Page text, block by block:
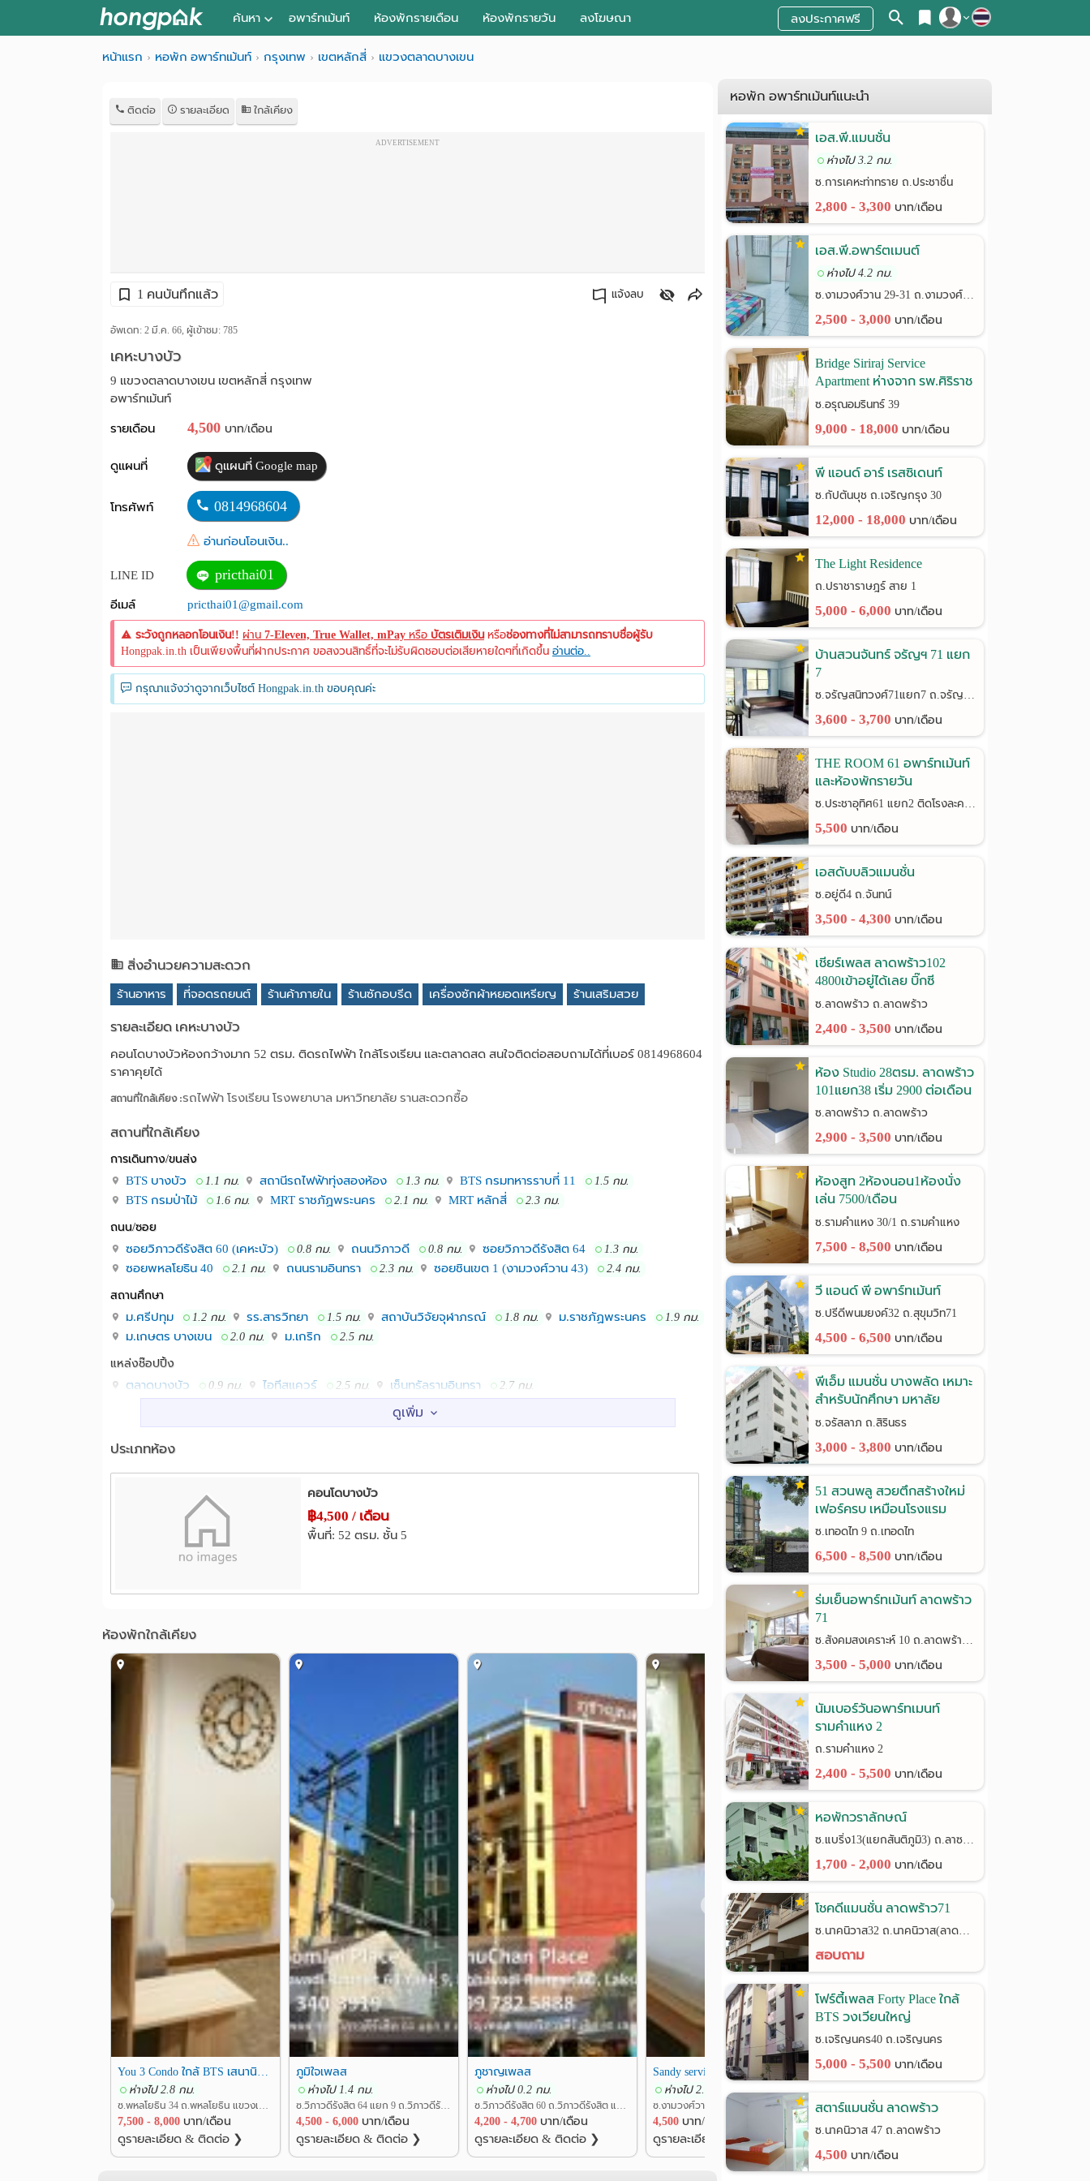
ค้นหา
หอพัก ใกล้ฉัน
อพาร์ทเม้นท์ ห้องพักรายเดือน ห้องพักรายวัน ลงโฆษณา ลงประกาศฟรี
หน้าแรก หอพัก อพาร์ทเม้นท์ กรุงเทพ เขตหลักสี่ แขวงตลาดบางเขน
ติดต่อ รายละเอียด ใกล้เคียง
ADVERTISEMENT
1 คนบันทึกแล้ว แจ้งลบ
อัพเดท: 2 มี.ค. 66, ผู้เข้าชม: 785
เคหะบางบัว
9 แขวงตลาดบางเขน เขตหลักสี่ กรุงเทพ
อพาร์ทเม้นท์
รายเดือน 4,500 บาท/เดือน
ดูแผนที่ ดูแผนที่ Google map
โทรศัพท์ 0814968604
อ่านก่อนโอนเงิน..
LINE ID pricthai01
อีเมล์ pricthai01@gmail.com
ระวังถูกหลอกโอนเงิน!! ผ่าน 7-Eleven, True Wallet, mPay หรือ บัตรเติมเงินหรือช่องทางที่ไม่สามารถทราบชื่อผู้รับ
Hongpak.in.th เป็นเพียงพื้นที่ฝากประกาศ ขอสงวนสิทธิ์ที่จะไม่รับผิดชอบต่อเสียหายใดๆที่เกิดขึ้น อ่านต่อ..
กรุณาแจ้งว่าดูจากเว็บไซต์ Hongpak.in.th ขอบคุณค่ะ
สิ่งอำนวยความสะดวก
ร้านอาหาร ที่จอดรถยนต์ ร้านค้าภายใน ร้านซักอบรีด เครื่องซักผ้าหยอดเหรียญ ร้านเสริมสวย
รายละเอียด เคหะบางบัว
คอนโดบางบัวห้องกว้างมาก 52 ตรม. ติดรถไฟฟ้า ใกล้โรงเรียน และตลาดสด สนใจติดต่อสอบถามได้ที่เบอร์ 0814968604
ราคาคุยได้
สถานที่ใกล้เคียง :รถไฟฟ้า โรงเรียน โรงพยาบาล มหาวิทยาลัย รานสะดวกซื้อ
สถานที่ใกล้เคียง
การเดินทาง/ขนส่ง
BTS บางบัว 1.1 กม. สถานีรถไฟฟ้าทุ่งสองห้อง 1.3 กม. BTS กรมทหารราบที่ 11 1.5 กม.
BTS กรมป่าไม้ 1.6 กม. MRT ราชภัฏพระนคร 2.1 กม. MRT หลักสี่ 2.3 กม.
ถนน/ซอย
ซอยวิภาวดีรังสิต 60 (เคหะบัว) 0.8 กม. ถนนวิภาวดี 0.8 กม. ซอยวิภาวดีรังสิต 64 1.3 กม.
ซอยพหลโยธิน 40 2.1 กม. ถนนรามอินทรา 2.3 กม. ซอยชินเขต 1 (งามวงศ์วาน 43) 2.4 กม.
สถานศึกษา
ม.ศรีปทุม 1.2 กม. รร.สารวิทยา 1.5 กม. สถาบันวิจัยจุฬาภรณ์ 1.8 กม. ม.ราชภัฏพระนคร 1.9 กม.
ม.เกษตร บางเขน 2.0 กม. ม.เกริก 2.5 กม.
แหล่งช๊อปปิ้ง
ตลาดบางบัว 0.9 กม. ไอทีสแควร์ 2.5 กม. เซ็นทรัลรามอินทรา 2.7 กม.
รพ.วิภาวดี
กรมทหารราบ 11
ศูนย์ราชการ (แจ้งวัฒนะ) ตึกวิภาวดีทาวเวอร์
ประเภทห้อง
คอนโดบางบัว
฿4,500 / เดือน
พื้นที่: 52 ตรม. ชั้น 5
ห้องพักใกล้เคียง
ห่างไป 2.8 กม.
7,500 - 8,000 บาท/เดือน
ดูรายละเอียด & ติดต่อ ❯
ภูมิใจเพลส
ห่างไป 1.4 กม.
ซ.วิภาวดีรังสิต 64 แยก 9 ถ.วิภาวดีรังสิต แขวงตลาดบางเขน เขตหลักสี่ กรุงเทพ
4,500 - 6,000 บาท/เดือน
ดูรายละเอียด & ติดต่อ ❯
ภูชาญเพลส
ห่างไป 0.2 กม.
4,200 - 4,700 บาท/เดือน
ดูรายละเอียด & ติดต่อ ❯
Sandy serviced apartment
ห่างไป 2.6 กม.
ซ.งามวงศ์วาน47แยก48 ถ.งามวงศ์วาน แขวงทุ่งสองห้อง เขตหลักสี่ กรุงเทพ
4,500 บาท/เดือน
ดูรายละเอียด & ติดต่อ ❯
บ้านจรุณลักษณ์
หอพัก อพาร์ทเม้นท์แนะนำ
เอส.พี.แมนชั่น
ห่างไป 3.2 กม.
ซ.การเคหะท่าทราย ถ.ประชาชื่น
2,800 - 3,300 บาท/เดือน
เอส.พี.อพาร์ตเมนต์
ห่างไป 4.2 กม.
ซ.งามวงศ์วาน 29-31 ถ.งามวงศ์วาน
2,500 - 3,000 บาท/เดือน
Bridge Siriraj Service
Apartment ห่างจาก รพ.ศิริราช
เพียง 900 เมตร
ซ.อรุณอมรินทร์ 39
9,000 - 18,000 บาท/เดือน
พี แอนด์ อาร์ เรสซิเดนท์
ซ.กัปตันบุช ถ.เจริญกรุง 30
12,000 - 18,000 บาท/เดือน
The Light Residence
ถ.ปราชาราษฎร์ สาย 1
5,000 - 6,000 บาท/เดือน
บ้านสวนจันทร์ จรัญฯ 71 แยก
7
ซ.จรัญสนิทวงศ์71แยก7 ถ.จรัญสนิทวงศ์
3,600 - 3,700 บาท/เดือน
THE ROOM 61 อพาร์ทเม้นท์
และห้องพักรายวัน
ซ.ประชาอุทิศ61 แยก2 ติดโรงละครช้าง
5,500 บาท/เดือน
เอสดับบลิวแมนชั่น
ซ.อยู่ดี4 ถ.จันทน์
3,500 - 4,300 บาท/เดือน
เชียร์เพลส ลาดพร้าว102
4800เข้าอยู่ได้เลย บิ๊กซี
ลาดพร้าว
ซ.ลาดพร้าว ถ.ลาดพร้าว
2,400 - 3,500 บาท/เดือน
ห้อง Studio 28ตรม. ลาดพร้าว
101แยก38 เริ่ม 2900 ต่อเดือน
ซ.ลาดพร้าว ถ.ลาดพร้าว
2,900 - 3,500 บาท/เดือน
ห้องสูท 2ห้องนอน1ห้องนั่ง
เล่น 7500/เดือน
รามคำแหง30/1
ซ.รามคำแหง 30/1 ถ.รามคำแหง
7,500 - 8,500 บาท/เดือน
วี แอนด์ พี อพาร์ทเม้นท์
ซ.ปรีดีพนมยงค์32 ถ.สุขุมวิท71
4,500 - 6,500 บาท/เดือน
พีเอ็ม แมนชั่น บางพลัด เหมาะ
สำหรับนักศึกษา มหาลัย
ราชภัฎฯ
ซ.จรัสลาภ ถ.สิรินธร
3,000 - 3,800 บาท/เดือน
51 สวนพลู สวยตึกสร้างใหม่
เฟอร์ครบ เหมือนโรงแรม
ซ.เทอดไท 9 ถ.เทอดไท
6,500 - 8,500 บาท/เดือน
ร่มเย็นอพาร์ทเม้นท์ ลาดพร้าว
71
ซ.สังคมสงเคราะห์ 10 ถ.ลาดพร้าว 71
3,500 - 5,000 บาท/เดือน
นัมเบอร์วันอพาร์ทเมนท์
รามคำแหง 2
ถ.รามคำแหง 2
2,400 - 5,500 บาท/เดือน
หอพักวราลักษณ์
ซ.แบริ่ง13(แยกสันติภูมิ3) ถ.ลาซาล24
1,700 - 2,000 บาท/เดือน
โชคดีแมนชั่น ลาดพร้าว71
ซ.นาคนิวาส32 ถ.นาคนิวาส(ลาดพร้าว71)
สอบถาม
โฟร์ตี้เพลส Forty Place ใกล้
BTS วงเวียนใหญ่
ซ.เจริญนคร40 ถ.เจริญนคร
5,000 - 5,500 บาท/เดือน
สตาร์แมนชั่น ลาดพร้าว
ซ.นาคนิวาส 47 ถ.ลาดพร้าว
4,500 บาท/เดือน